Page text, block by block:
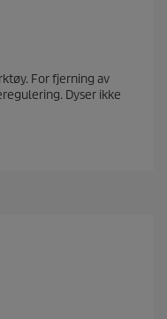
For fjerning av
Dyser ikke